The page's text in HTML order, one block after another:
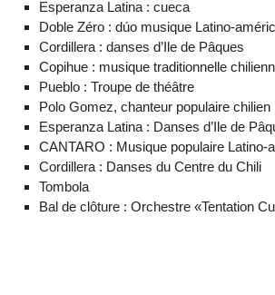
Esperanza Latina : cueca
Doble Zéro : dúo musique Latino-
Cordillera : danses d’Ile de Pâques
Copihue : musique traditionnelle
Pueblo : Troupe de théâtre
Polo Gomez, chanteur populaire chilien
Esperanza Latina : Danses d’Ile de
CANTARO : Musique populaire Latino-
Cordillera : Danses du Centre du Chili
Tombola
Bal de clôture : Orchestre «Tentation